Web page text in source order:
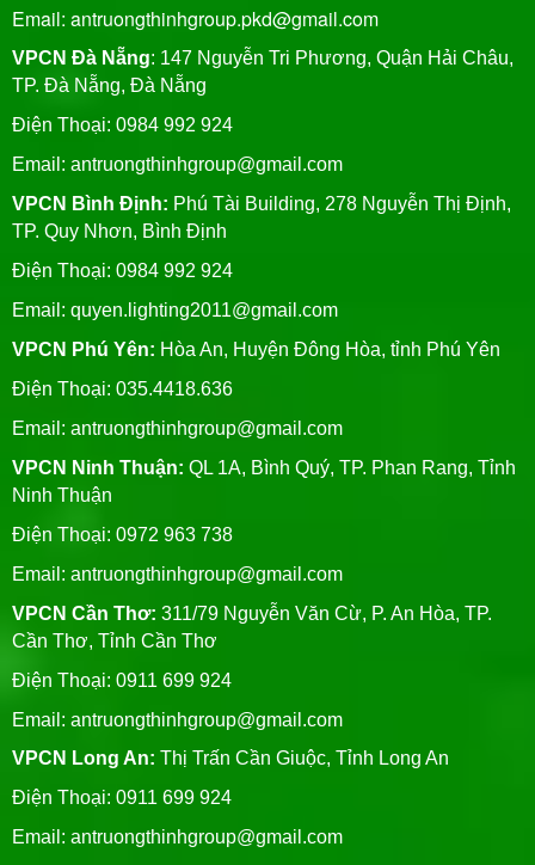
Email: antruongthinhgroup.pkd@gmail.com
VPCN Đà Nẵng: 147 Nguyễn Tri Phương, Quận Hải Châu,
TP. Đà Nẵng, Đà Nẵng
Điện Thoại: 0984 992 924
Email: antruongthinhgroup@gmail.com
VPCN Bình Định: Phú Tài Building, 278 Nguyễn Thị Định,
TP. Quy Nhơn, Bình Định
Điện Thoại: 0984 992 924
Email: quyen.lighting2011@gmail.com
VPCN Phú Yên: Hòa An, Huyện Đông Hòa, tỉnh Phú Yên
Điện Thoại: 035.4418.636
Email: antruongthinhgroup@gmail.com
VPCN Ninh Thuận: QL 1A, Bình Quý, TP. Phan Rang, Tỉnh
Ninh Thuận
Điện Thoại: 0972 963 738
Email: antruongthinhgroup@gmail.com
VPCN Cần Thơ: 311/79 Nguyễn Văn Cừ, P. An Hòa, TP.
Cần Thơ, Tỉnh Cần Thơ
Điện Thoại: 0911 699 924
Email: antruongthinhgroup@gmail.com
VPCN Long An: Thị Trấn Cần Giuộc, Tỉnh Long An
Điện Thoại: 0911 699 924
Email: antruongthinhgroup@gmail.com